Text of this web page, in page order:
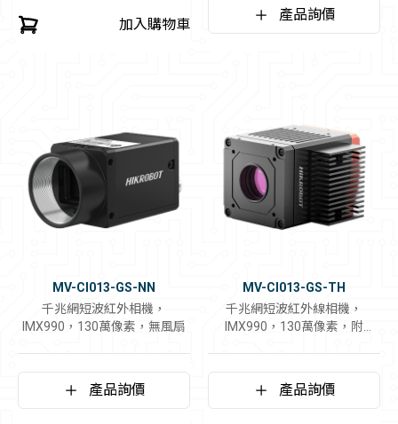
加入購物車
產品詢價
MV-CI013-GS-NN
千兆網短波紅外相機，
IMX990，130萬像素，無風扇
產品詢價
MV-CI013-GS-TH
千兆網短波紅外線相機，
IMX990，130萬像素，附
產品詢價